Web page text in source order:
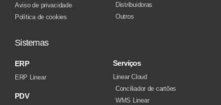
Aviso de privacidade
Política de cookies
Distribuidoras
Outros
Sistemas
ERP
ERP Linear
PDV
Serviços
Linear Cloud
Conciliador de cartões
WMS Linear